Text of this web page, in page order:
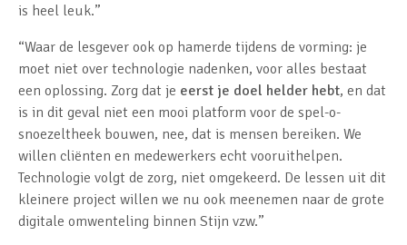
is heel leuk.”
“Waar de lesgever ook op hamerde tijdens de vorming: je
moet niet over technologie nadenken, voor alles bestaat
een oplossing. Zorg dat je eerst je doel helder hebt, en dat
is in dit geval niet een mooi platform voor de spel-o-
snoezeltheek bouwen, nee, dat is mensen bereiken. We
willen cliënten en medewerkers echt vooruithelpen.
Technologie volgt de zorg, niet omgekeerd. De lessen uit dit
kleinere project willen we nu ook meenemen naar de grote
digitale omwenteling binnen Stijn vzw.”